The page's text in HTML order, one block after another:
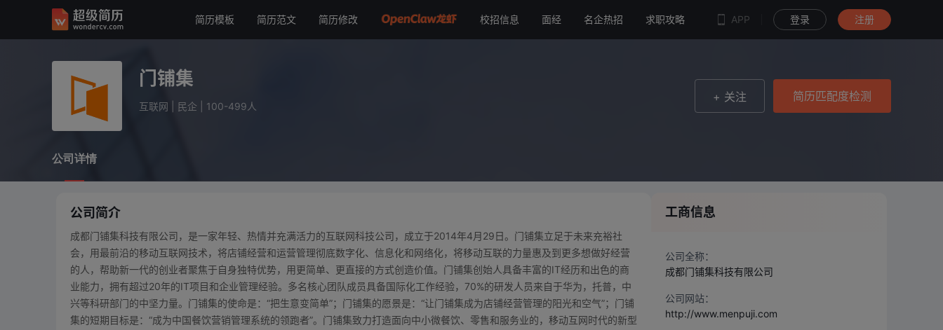
简历模板 简历范文 简历修改 校招信息 面经 名企热招 求职攻略 APP 登录 注册
门铺集
公司详情 门铺集
互联网 民企 100-499人
+ 关注 简历匹配度检测
公司详情
公司简介
成都门铺集科技有限公司，是一家年轻、热情并充满活力的互联网科技公司，成立于2014年4月29日。门铺集立足于未来充裕社
会，用最前沿的移动互联网技术，将店铺经营和运营管理彻底数字化、信息化和网络化，将移动互联的力量惠及到更多想做好经营
的人，帮助新一代的创业者聚焦于自身独特优势，用更简单、更直接的方式创造价值。门铺集创始人具备丰富的IT经历和出色的商
业能力，拥有超过20年的IT项目和企业管理经验。多名核心团队成员具备国际化工作经验，70%的研发人员来自于华为，托普，中
兴等科研部门的中坚力量。门铺集的使命是：“把生意变简单”；门铺集的愿景是：“让门铺集成为店铺经营管理的阳光和空气”；门铺
集的短期目标是：“成为中国餐饮营销管理系统的领跑者”。门铺集致力打造面向中小微餐饮、零售和服务业的，移动互网时代的新型
工商信息
公司全称：
成都门铺集科技有限公司
公司网站：
http://www.menpuji.com